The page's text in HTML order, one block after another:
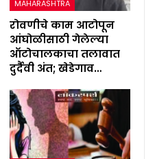
MAHARASHTRA
रोवणीचे काम आटोपून
आंघोळीसाठी गेलेल्या
ऑटोचालकाचा तलावात
दुर्दैवी अंत; खेडेगाव…